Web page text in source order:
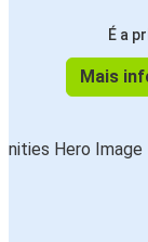
É a
Mais